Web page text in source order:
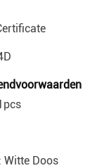
Witte Doos